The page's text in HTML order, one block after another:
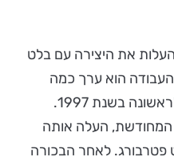
את היצירה עם בלט
הוא ערך כמה
שינויים מן הגרסה שהועלתה לראשונה בשנת 1997.
העלה אותה
פטרבורג. לאחר הבכורה